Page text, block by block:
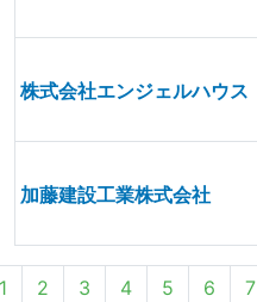
株式会社エンジェルハウス
加藤建設工業株式会社
2 3 4 5 6 7